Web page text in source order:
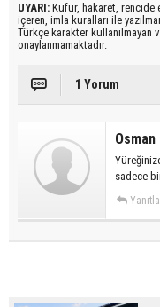
UYARI: Küfür, hakaret, rencide
içeren, imla kuralları ile
Türkçe karakter kullanılmayan
onaylanmamaktadır.
1 Yorum
Osman
sadece
Yanıtla